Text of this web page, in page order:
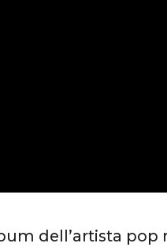
dell’artista pop